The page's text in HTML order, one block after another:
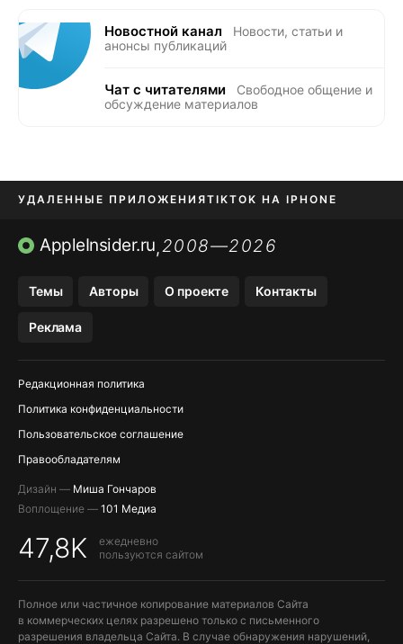
Новостной канал
Новости, статьи и
анонсы публикаций
Чат с читателями
Свободное общение и
обсуждение материалов
УДАЛЕННЫЕ ПРИЛОЖЕНИЯTIKTOK НА IPHONE
ПРИЛОЖЕНИЯ БЕЗ APP STORE
AppleInsider.ru,2008—2026
Темы Авторы О проекте Контакты
Реклама
Редакционная политика
Политика конфиденциальности
Пользовательское соглашение
Правообладателям
Дизайн — Миша Гончаров
Воплощение — 101 Медиа
47,8K
ежедневно
пользуются сайтом
Полное или частичное копирование материалов Сайта
в коммерческих целях разрешено только с письменного
разрешения владельца Сайта. В случае обнаружения нарушений,